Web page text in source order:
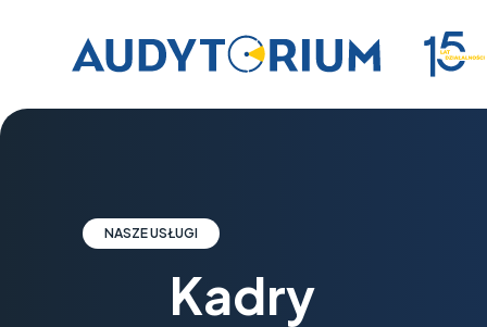
NASZE USŁUGI
Kadry